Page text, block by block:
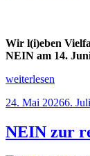
Wir l(i)eben
NEIN am 14.
„Gestalten
spalten“
weiterlesen
Veröffentlicht
24. Mai 20266.
NEIN zur